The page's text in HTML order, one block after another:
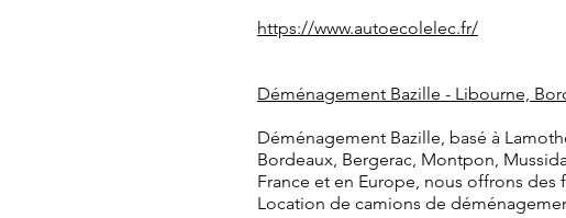
https://www.autoecolelec.fr/
Déménagement Bazille - Libourne,
Déménagement Bazille, basé à
Bordeaux, Bergerac, Montpon,
France et en Europe, nous offrons
Location de camions de